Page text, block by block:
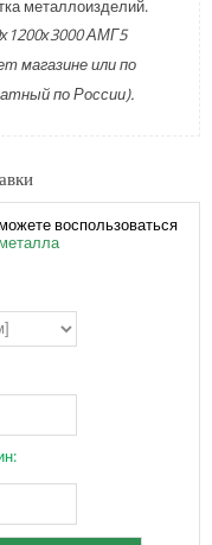
металлоизделий.
АМГ5
магазине или по
по России).
воспользоваться